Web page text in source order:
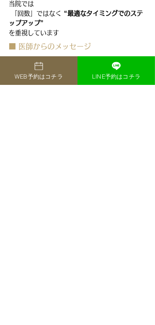
当院では
「回数」ではなく “最適なタイミングでのステ
ップアップ”
を重視しています
■ 医師からのメッセージ
不妊治療は
WEB予約はコチラ LINE予約はコチラ